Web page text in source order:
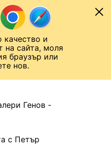
качество и
на сайта, моля
браузър или
нов.
Генов -
с Петър